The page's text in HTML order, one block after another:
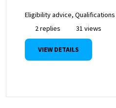
Eligibility advice, Qualifications
2 replies
31 views
VIEW DETAILS